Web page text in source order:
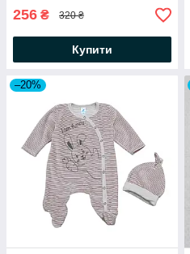
256 ₴ 320 ₴
Купити
–20%